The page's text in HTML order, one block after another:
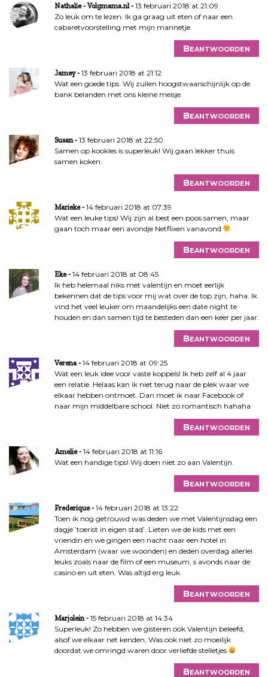
Nathalie - Volgmama.nl
13 februari 2018 at 21:09
Zo leuk om te lezen. Ik ga graag uit eten of naar een
cabaretvoorstelling met mijn mannetje.
Beantwoorden
Jamey
13 februari 2018 at 21:12
Wat een goede tips. Wij zullen hoogstwaarschijnlijk op de
bank belanden met ons kleine meisje.
Beantwoorden
Susan
13 februari 2018 at 22:50
Samen op kookles is superleuk! Wij gaan lekker thuis
samen koken.
Beantwoorden
Marieke
14 februari 2018 at 07:39
Wat een leuke tips! Wij zijn al best een poos samen, maar
gaan toch maar een avondje Netflixen vanavond
Beantwoorden
Eke
14 februari 2018 at 08:45
Ik heb helemaal niks met valentijn en moet eerlijk
bekennen dat de tips voor mij wat over de top zijn, haha. Ik
vind het veel leuker om maandelijks een date night te
houden en dan samen tijd te besteden dan een keer per jaar.
Beantwoorden
Verena
14 februari 2018 at 09:25
Wat een leuk idee voor vaste koppels! Ik heb zelf al 4 jaar
een relatie. Helaas kan ik niet terug naar de plek waar we
elkaar hebben ontmoet. Dan moet ik naar Facebook of
naar mijn middelbare school. Niet zo romantisch hahaha
Beantwoorden
Amelie
14 februari 2018 at 11:16
Wat een handige tips! Wij doen niet zo aan Valentijn.
Beantwoorden
Frederique
14 februari 2018 at 13:22
Toen ik nog getrouwd was deden we met Valentijnsdag een
dagje ’toerist in eigen stad’. Lieten we de kids met een
vriendin en we gingen een nacht naar een hotel in
Amsterdam (waar we woonden) en deden overdag allerlei
leuks zoals naar de film of een museum, s avonds naar de
casino en uit eten. Was altijd erg leuk.
Beantwoorden
Marjolein
15 februari 2018 at 14:34
Superleuk! Zo hebben we gisteren ook Valentijn beleefd,
alsof we elkaar net kenden, Was ook niet zo moeilijk
doordat we omringd waren door verliefde stelletjes
Beantwoorden